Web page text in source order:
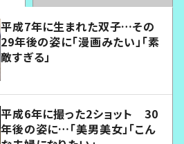
平成7年に生まれた双子…その
29年後の姿に「漫画みたい」「素
敵すぎる」
平成6年に撮った2ショット 30
年後の姿に…「美男美女」「こん